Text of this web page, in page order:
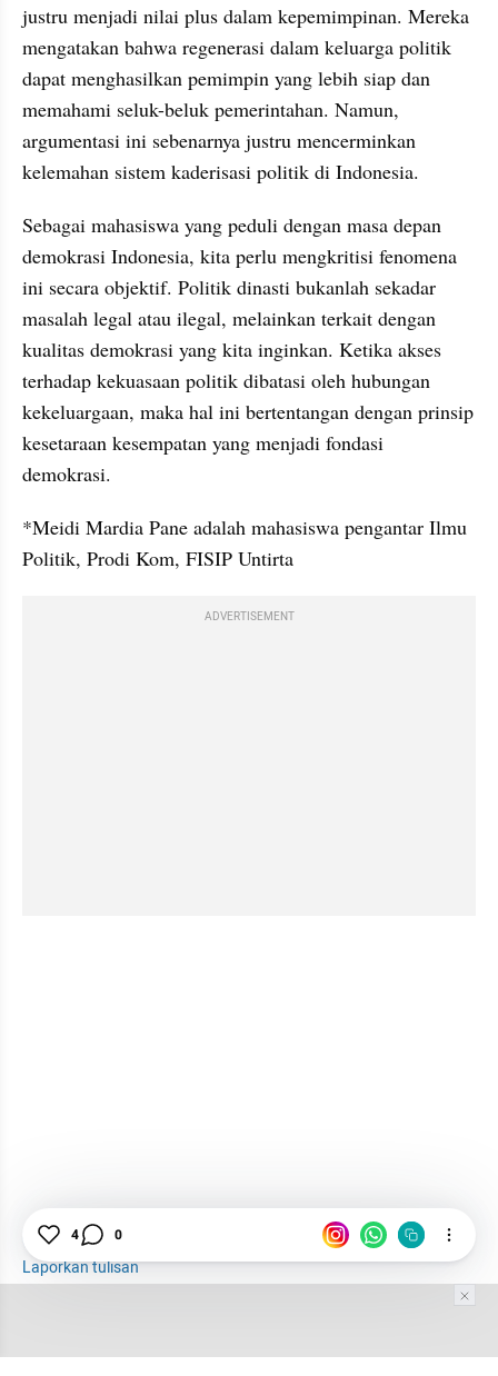
justru menjadi nilai plus dalam kepemimpinan. Mereka
mengatakan bahwa regenerasi dalam keluarga politik
dapat menghasilkan pemimpin yang lebih siap dan
memahami seluk-beluk pemerintahan. Namun,
argumentasi ini sebenarnya justru mencerminkan
kelemahan sistem kaderisasi politik di Indonesia.
Sebagai mahasiswa yang peduli dengan masa depan
demokrasi Indonesia, kita perlu mengkritisi fenomena
ini secara objektif. Politik dinasti bukanlah sekadar
masalah legal atau ilegal, melainkan terkait dengan
kualitas demokrasi yang kita inginkan. Ketika akses
terhadap kekuasaan politik dibatasi oleh hubungan
kekeluargaan, maka hal ini bertentangan dengan prinsip
kesetaraan kesempatan yang menjadi fondasi
demokrasi.
*Meidi Mardia Pane adalah mahasiswa pengantar Ilmu
Politik, Prodi Kom, FISIP Untirta
ADVERTISEMENT
Dinasti Politik
Meritokrasi
Laporkan tulisan
4 0